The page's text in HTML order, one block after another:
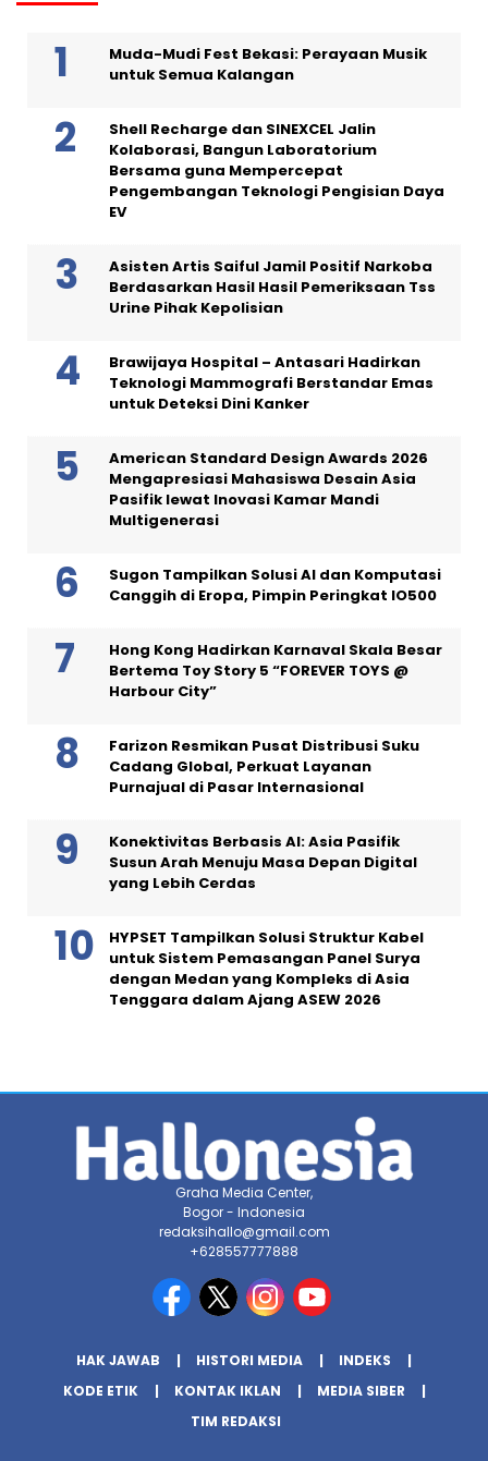
Muda-Mudi Fest Bekasi: Perayaan Musik
untuk Semua Kalangan
Shell Recharge dan SINEXCEL Jalin
Kolaborasi, Bangun Laboratorium
Bersama guna Mempercepat
Pengembangan Teknologi Pengisian Daya
EV
Asisten Artis Saiful Jamil Positif Narkoba
Berdasarkan Hasil Hasil Pemeriksaan Tss
Urine Pihak Kepolisian
Brawijaya Hospital – Antasari Hadirkan
Teknologi Mammografi Berstandar Emas
untuk Deteksi Dini Kanker
American Standard Design Awards 2026
Mengapresiasi Mahasiswa Desain Asia
Pasifik lewat Inovasi Kamar Mandi
Multigenerasi
Sugon Tampilkan Solusi AI dan Komputasi
Canggih di Eropa, Pimpin Peringkat IO500
Hong Kong Hadirkan Karnaval Skala Besar
Bertema Toy Story 5 “FOREVER TOYS @
Harbour City”
Farizon Resmikan Pusat Distribusi Suku
Cadang Global, Perkuat Layanan
Purnajual di Pasar Internasional
Konektivitas Berbasis AI: Asia Pasifik
Susun Arah Menuju Masa Depan Digital
yang Lebih Cerdas
HYPSET Tampilkan Solusi Struktur Kabel
untuk Sistem Pemasangan Panel Surya
dengan Medan yang Kompleks di Asia
Tenggara dalam Ajang ASEW 2026
Graha Media Center,
Bogor - Indonesia
redaksihallo@gmail.com
+628557777888
HAK JAWAB HISTORI MEDIA
INDEKS
KODE ETIK
KONTAK IKLAN
MEDIA SIBER
TIM REDAKSI